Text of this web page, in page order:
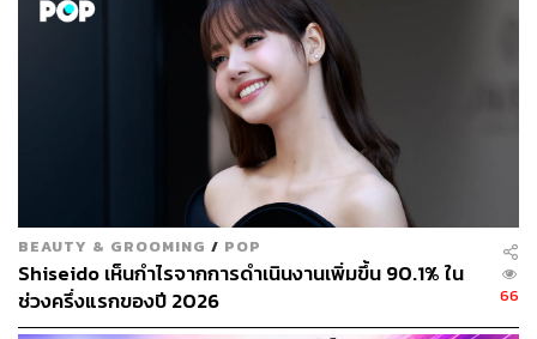
BEAUTY & GROOMING / POP
Shiseido เห็นกำไรจากการดำเนินงานเพิ่มขึ้น 90.1% ใน
ช่วงครึ่งแรกของปี 2026
66